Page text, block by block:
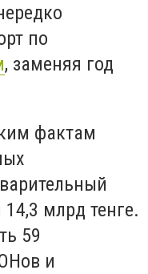
по
, заменяя год
фактам
млрд тенге.
59
и